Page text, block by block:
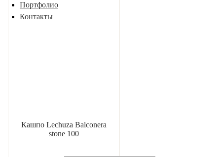
Портфолио
Контакты
Кашпо Lechuza Balconera
stone 100